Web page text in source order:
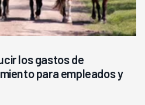
los gastos de
para empleados y